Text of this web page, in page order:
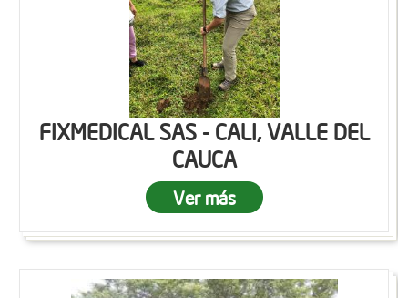
FIXMEDICAL SAS - CALI, VALLE DEL
CAUCA
Ver más